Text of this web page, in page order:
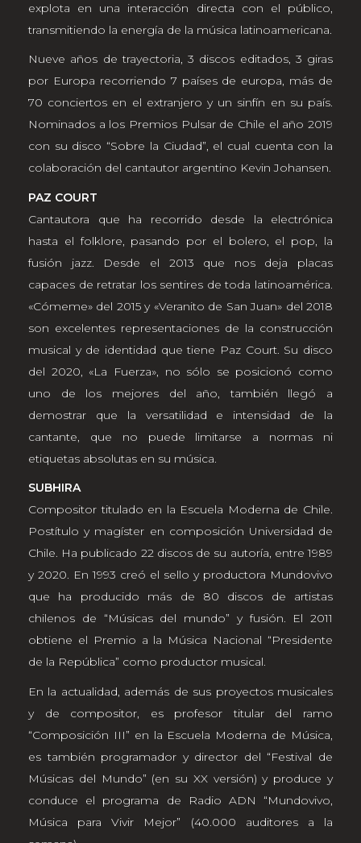
explota en una interacción directa con el público,
transmitiendo la energía de la música latinoamericana.
Nueve años de trayectoria, 3 discos editados, 3 giras
por Europa recorriendo 7 países de europa, más de
70 conciertos en el extranjero y un sinfín en su país.
Nominados a los Premios Pulsar de Chile el año 2019
con su disco “Sobre la Ciudad”, el cual cuenta con la
colaboración del cantautor argentino Kevin Johansen.
PAZ COURT
Cantautora que ha recorrido desde la electrónica
hasta el folklore, pasando por el bolero, el pop, la
fusión jazz. Desde el 2013 que nos deja placas
capaces de retratar los sentires de toda latinoamérica.
«Cómeme» del 2015 y «Veranito de San Juan» del 2018
son excelentes representaciones de la construcción
musical y de identidad que tiene Paz Court. Su disco
del 2020, «La Fuerza», no sólo se posicionó como
uno de los mejores del año, también llegó a
demostrar que la versatilidad e intensidad de la
cantante, que no puede limitarse a normas ni
etiquetas absolutas en su música.
SUBHIRA
Compositor titulado en la Escuela Moderna de Chile.
Postítulo y magíster en composición Universidad de
Chile. Ha publicado 22 discos de su autoría, entre 1989
y 2020. En 1993 creó el sello y productora Mundovivo
que ha producido más de 80 discos de artistas
chilenos de “Músicas del mundo” y fusión. El 2011
obtiene el Premio a la Música Nacional “Presidente
de la República” como productor musical.
En la actualidad, además de sus proyectos musicales
y de compositor, es profesor titular del ramo
“Composición III” en la Escuela Moderna de Música,
es también programador y director del “Festival de
Músicas del Mundo” (en su XX versión) y produce y
conduce el programa de Radio ADN “Mundovivo,
Música para Vivir Mejor” (40.000 auditores a la